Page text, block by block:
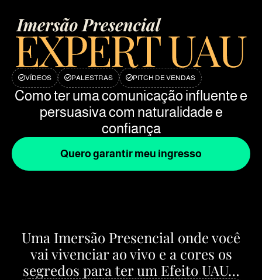
VÍDEOS PALESTRAS PITCH DE VENDAS
Como ter uma comunicação influente e
persuasiva com naturalidade e
confiança
Quero garantir meu ingresso
Uma Imersão Presencial onde você
vai vivenciar ao vivo e a cores os
segredos para ter um Efeito UAU…